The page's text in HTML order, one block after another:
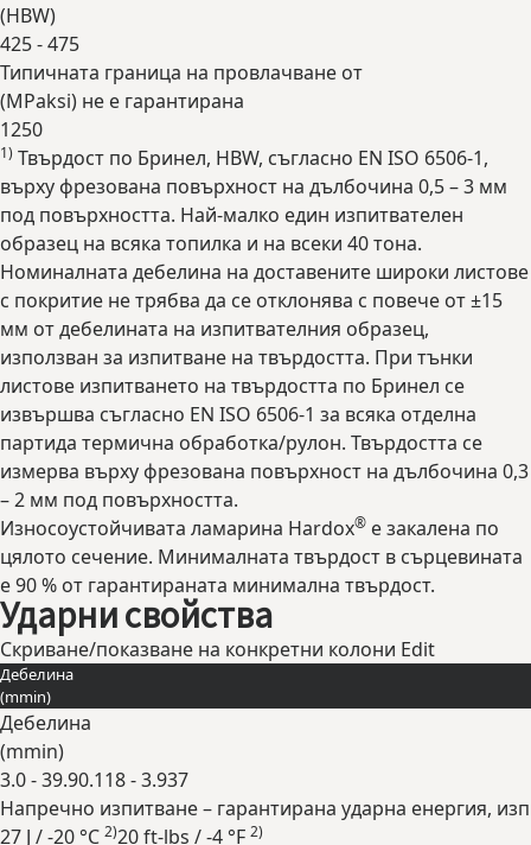
(HBW)
425 - 475
Типичната граница на провлачване от
(MPaksi) не е гарантирана
1250
Expand
1) Твърдост по Бринел, HBW, съгласно EN ISO 6506-1,
върху фрезована повърхност на дълбочина 0,5 – 3 мм
под повърхността. Най-малко един изпитвателен
образец на всяка топилка и на всеки 40 тона.
Номиналната дебелина на доставените широки листове
с покритие не трябва да се отклонява с повече от ±15
мм от дебелината на изпитвателния образец,
използван за изпитване на твърдостта. При тънки
листове изпитването на твърдостта по Бринел се
извършва съгласно EN ISO 6506-1 за всяка отделна
партида термична обработка/рулон. Твърдостта се
измерва върху фрезована повърхност на дълбочина 0,3
– 2 мм под повърхността.
Износоустойчивата ламарина Hardox® е закалена по
цялото сечение. Минималната твърдост в сърцевината
е 90 % от гарантираната минимална твърдост.
Ударни свойства
Скриване/показване на конкретни колони Edit
Дебелина
(mmin)
Дебелина
(mmin)
3.0 - 39.90.118 - 3.937
Напречно изпитване – гарантирана ударна енергия,
27 J / -20 °C 2)20 ft-lbs / -4 °F 2)